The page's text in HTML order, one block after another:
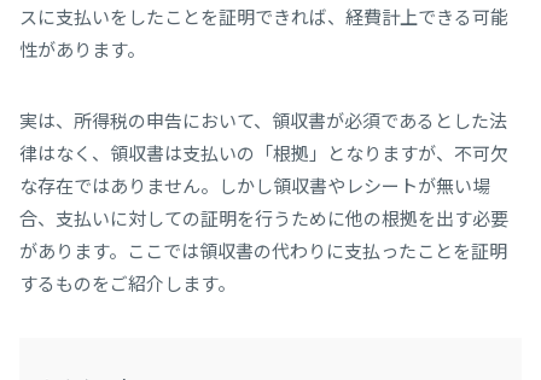
スに支払いをしたことを証明できれば、経費計上できる可能
性があります。
実は、所得税の申告において、領収書が必須であるとした法
律はなく、領収書は支払いの「根拠」となりますが、不可欠
な存在ではありません。しかし領収書やレシートが無い場
合、支払いに対しての証明を行うために他の根拠を出す必要
があります。ここでは領収書の代わりに支払ったことを証明
するものをご紹介します。